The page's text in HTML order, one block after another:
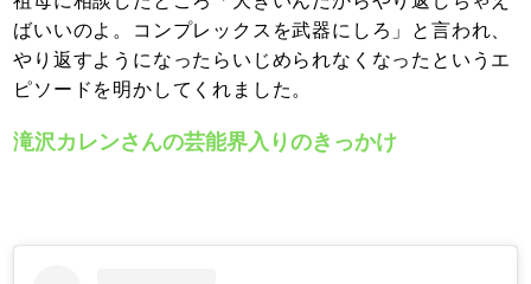
ばいいのよ。コンプレックスを武器にしろ」と言われ、
やり返すようになったらいじめられなくなったというエ
ピソードを明かしてくれました。
滝沢カレンさんの芸能界入りのきっかけ